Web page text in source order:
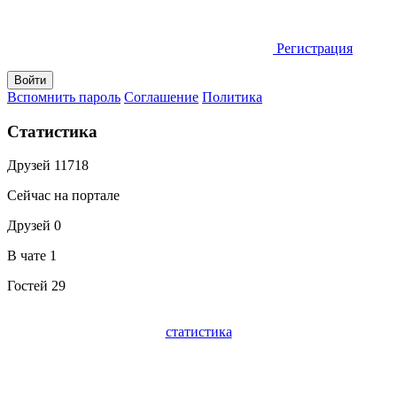
Регистрация
Вспомнить пароль Соглашение Политика
Статистика
Друзей 11718
Сейчас на портале
Друзей 0
В чате 1
Гостей 29
статистика